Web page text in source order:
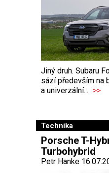
Jiný druh. Subaru
sází především na
a univerzální... >>
Technika
Porsche T-
Turbohybrid
Petr Hanke